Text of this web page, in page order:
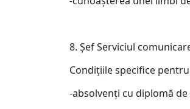
8. Şef Serviciul
Condiţiile specifice
-absolvenţi cu diplomă